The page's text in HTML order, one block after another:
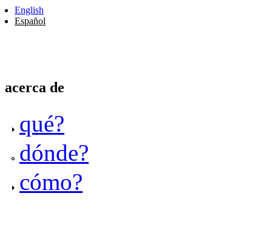
English
Español
acerca de
qué?
dónde?
cómo?